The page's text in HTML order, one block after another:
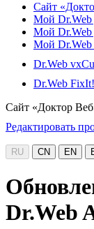
Сайт
Мой Dr.Web
Мой Dr.Web
Мой Dr.Web
Dr.Web
Dr.Web FixIt!
Сайт «Доктор
Редактировать
RU CN EN
Dr.Web